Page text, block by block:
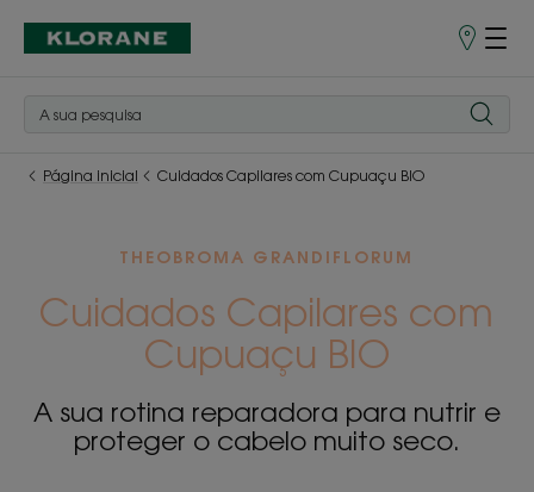
Pontos
Página inicial Cuidados Capilares com Cupuaçu BIO
THEOBROMA GRANDIFLORUM
Cuidados Capilares com
Cupuaçu BIO
A sua rotina reparadora para nutrir e
proteger o cabelo muito seco.